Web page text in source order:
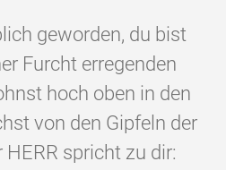
geworden, du bist
Furcht erregenden
hoch oben in den
von den Gipfeln der
HERR spricht zu dir: